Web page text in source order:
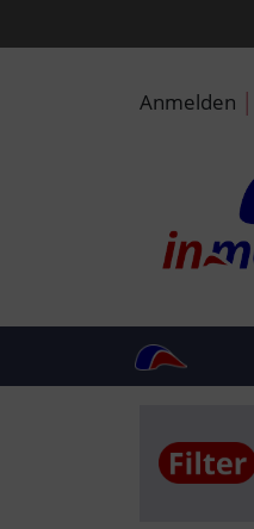
Anmelden |